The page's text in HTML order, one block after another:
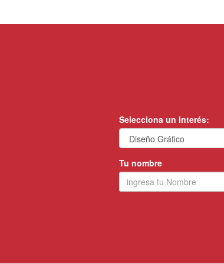
Selecciona un interés:
Tu nombre